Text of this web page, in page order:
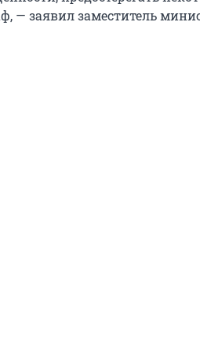
— заявил заместитель